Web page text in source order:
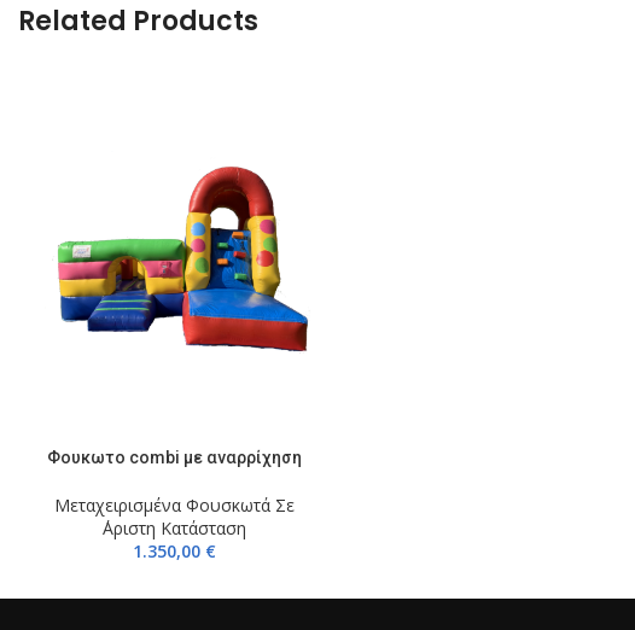
Related Products
ΠΡΟΣΘΉΚΗ ΣΤΟ ΚΑΛΆΘΙ
Φουκωτο combi με αναρρίχηση
Μεταχειρισμένα Φουσκωτά Σε
΄Αριστη Κατάσταση
1.350,00 €